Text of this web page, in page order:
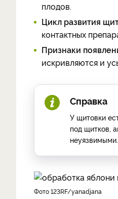
плодов.
Цикл развития
контактных
Признаки
искривляются и
Справка
У щитовки
под щитков,
неуязвимыми.
фото 123RF/yanadjana